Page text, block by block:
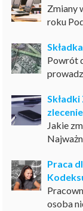
Zmiany
roku
Powrót
Jakie
Praca
osoba